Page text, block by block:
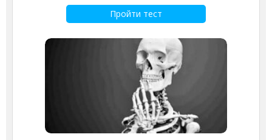
Пройти тест